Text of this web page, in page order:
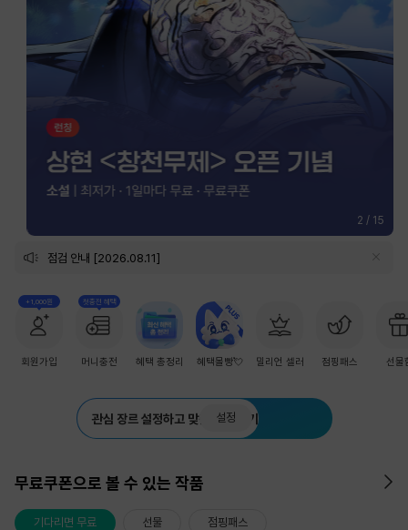
2 / 15
점검 안내 [2026.08.11]
+1,000원
회원가입
첫충전 혜택
머니충전 혜택 총정리 혜택몰빵💘 밀리언 셀러 점핑패스 선물
관심 장르 설정하고 맞춤 추천 받기
설정
무료쿠폰으로 볼 수 있는 작품
기다리면 무료 선물 점핑패스